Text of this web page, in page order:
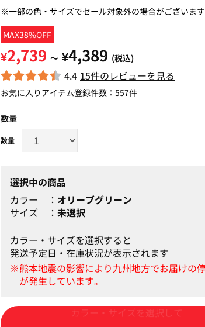
MAX38%OFF
※一部の色・サイズでセール対象外の場合がございます
¥2,739 ～ ¥4,389 (税込)
4.4 15件のレビューを見る
お気に入りアイテム登録件数： 557件
数量
選択中の商品
カラー
オリーブグリーン
サイズ
未選択
カラー・サイズを選択すると
発送予定日・在庫状況が表示されます